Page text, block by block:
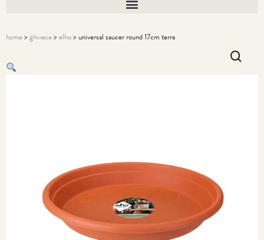
home>ghivece>elho> universal saucer round 17cm terra